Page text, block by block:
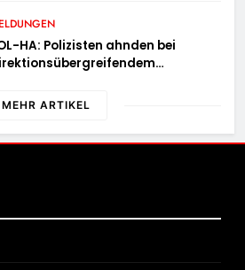
HA: Polizisten ahnden bei
MEHR ARTIKEL